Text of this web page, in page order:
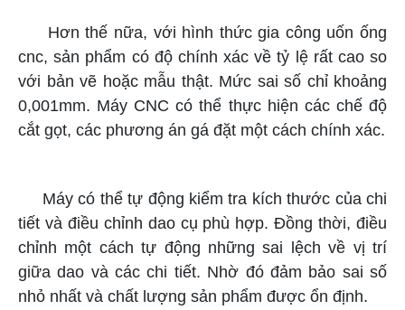
Hơn thế nữa, với hình thức gia công uốn ống
cnc, sản phẩm có độ chính xác về tỷ lệ rất cao so
với bản vẽ hoặc mẫu thật. Mức sai số chỉ khoảng
0,001mm. Máy CNC có thể thực hiện các chế độ
cắt gọt, các phương án gá đặt một cách chính xác.
Máy có thể tự động kiểm tra kích thước của chi
tiết và điều chỉnh dao cụ phù hợp. Đồng thời, điều
chỉnh một cách tự động những sai lệch về vị trí
giữa dao và các chi tiết. Nhờ đó đảm bảo sai số
nhỏ nhất và chất lượng sản phẩm được ổn định.